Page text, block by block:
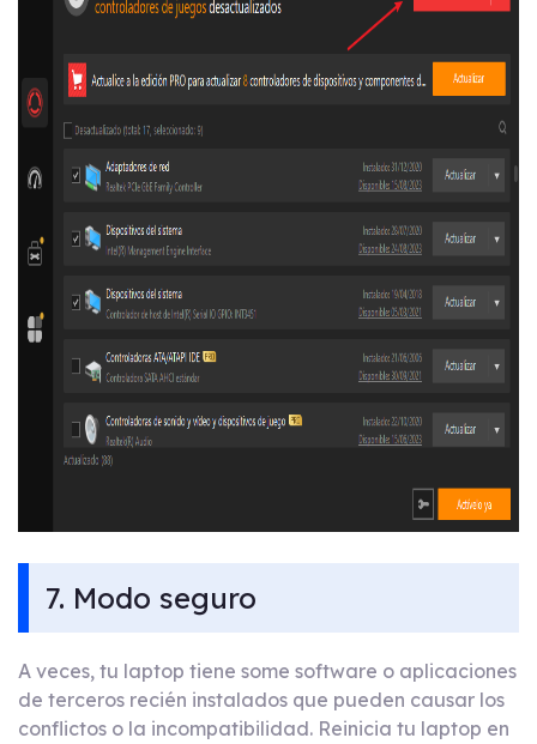
7. Modo seguro
A veces, tu laptop tiene some software o aplicaciones
de terceros recién instalados que pueden causar los
conflictos o la incompatibilidad. Reinicia tu laptop en